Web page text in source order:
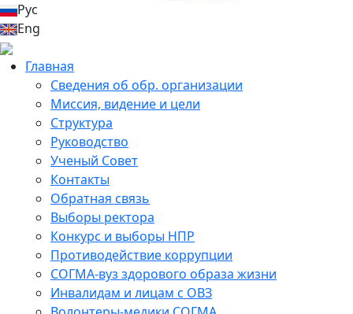
Рус
Eng
Главная
Сведения об обр. организации
Миссия, видение и цели
Структура
Руководство
Ученый Совет
Контакты
Обратная связь
Выборы ректора
Конкурс и выборы НПР
Противодействие коррупции
СОГМА-вуз здорового образа жизни
Инвалидам и лицам с ОВЗ